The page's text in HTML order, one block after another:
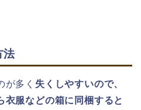
法
が多く 失くしやすいので、
衣服などの箱に同梱すると